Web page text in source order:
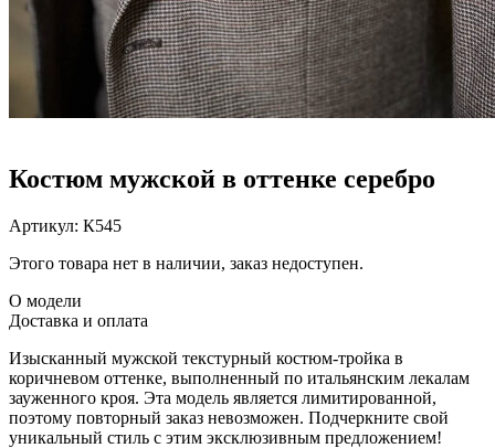
Костюм мужской в оттенке серебро
Артикул: К545
Этого товара нет в наличии, заказ недоступен.
О модели
Доставка и оплата
Изысканный мужской текстурный костюм-тройка в
коричневом оттенке, выполненный по итальянским лекалам
зауженного кроя. Эта модель является лимитированной,
поэтому повторный заказ невозможен. Подчеркните свой
уникальный стиль с этим эксклюзивным предложением!